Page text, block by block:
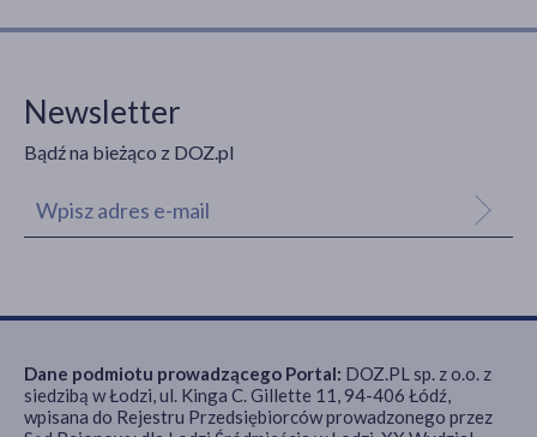
Newsletter
Bądź na bieżąco z DOZ.pl
Dane podmiotu prowadzącego Portal: DOZ.PL sp. z o.o. z
siedzibą w Łodzi, ul. Kinga C. Gillette 11, 94-406 Łódź,
wpisana do Rejestru Przedsiębiorców prowadzonego przez